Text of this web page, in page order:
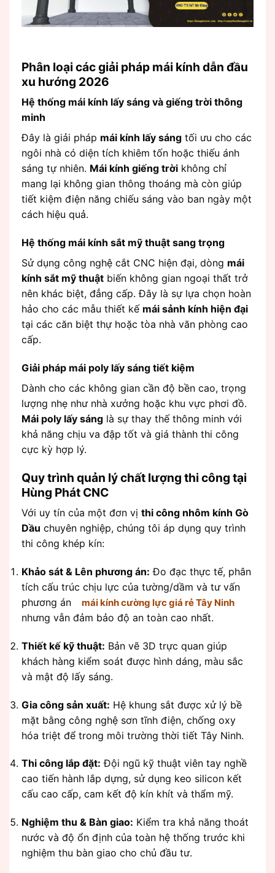
Phân loại các giải pháp mái kính dẫn đầu
xu hướng 2026
Hệ thống mái kính lấy sáng và giếng trời thông
minh
Đây là giải pháp mái kính lấy sáng tối ưu cho các
ngôi nhà có diện tích khiêm tốn hoặc thiếu ánh
sáng tự nhiên. Mái kính giếng trời không chỉ
mang lại không gian thông thoáng mà còn giúp
tiết kiệm điện năng chiếu sáng vào ban ngày một
cách hiệu quả.
Hệ thống mái kính sắt mỹ thuật sang trọng
Sử dụng công nghệ cắt CNC hiện đại, dòng mái
kính sắt mỹ thuật biến không gian ngoại thất trở
nên khác biệt, đẳng cấp. Đây là sự lựa chọn hoàn
hảo cho các mẫu thiết kế mái sảnh kính hiện đại
tại các căn biệt thự hoặc tòa nhà văn phòng cao
cấp.
Giải pháp mái poly lấy sáng tiết kiệm
Dành cho các không gian cần độ bền cao, trọng
lượng nhẹ như nhà xưởng hoặc khu vực phơi đồ.
Mái poly lấy sáng là sự thay thế thông minh với
khả năng chịu va đập tốt và giá thành thi công
cực kỳ hợp lý.
Quy trình quản lý chất lượng thi công tại
Hùng Phát CNC
Với uy tín của một đơn vị thi công nhôm kính Gò
Dầu chuyên nghiệp, chúng tôi áp dụng quy trình
thi công khép kín:
Khảo sát & Lên phương án: Đo đạc thực tế, phân
tích cấu trúc chịu lực của tường/dầm và tư vấn
phương án
mái kính cường lực giá rẻ Tây Ninh
nhưng vẫn đảm bảo độ an toàn cao nhất.
Thiết kế kỹ thuật: Bản vẽ 3D trực quan giúp
khách hàng kiểm soát được hình dáng, màu sắc
và mật độ lấy sáng.
Gia công sản xuất: Hệ khung sắt được xử lý bề
mặt bằng công nghệ sơn tĩnh điện, chống oxy
hóa triệt để trong môi trường thời tiết Tây Ninh.
Thi công lắp đặt: Đội ngũ kỹ thuật viên tay nghề
cao tiến hành lắp dựng, sử dụng keo silicon kết
cấu cao cấp, cam kết độ kín khít và thẩm mỹ.
Nghiệm thu & Bàn giao: Kiểm tra khả năng thoát
nước và độ ổn định của toàn hệ thống trước khi
nghiệm thu bàn giao cho chủ đầu tư.